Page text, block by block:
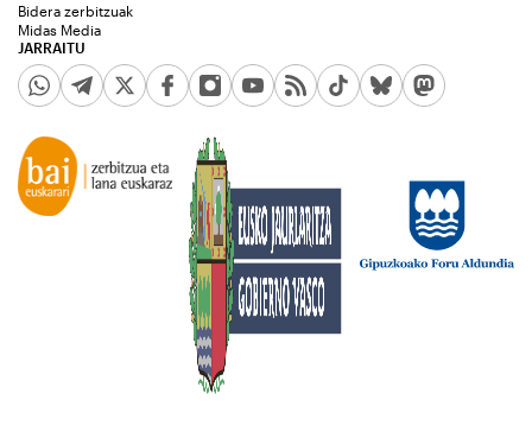
JARRAITU
Bidera zerbitzuak
Midas Media